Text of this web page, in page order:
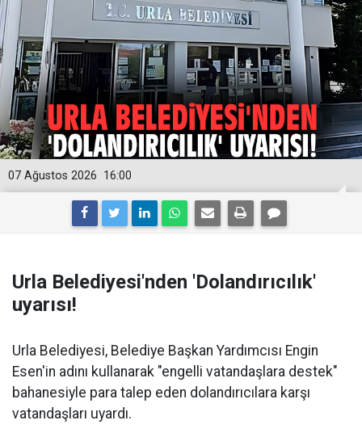
16:00
07 Ağustos 2026
Urla Belediyesi'nden 'Dolandırıcılık'
uyarısı!
Urla Belediyesi, Belediye Başkan Yardımcısı Engin
Esen'in adını kullanarak "engelli vatandaşlara destek"
bahanesiyle para talep eden dolandırıcılara karşı
vatandaşları uyardı.